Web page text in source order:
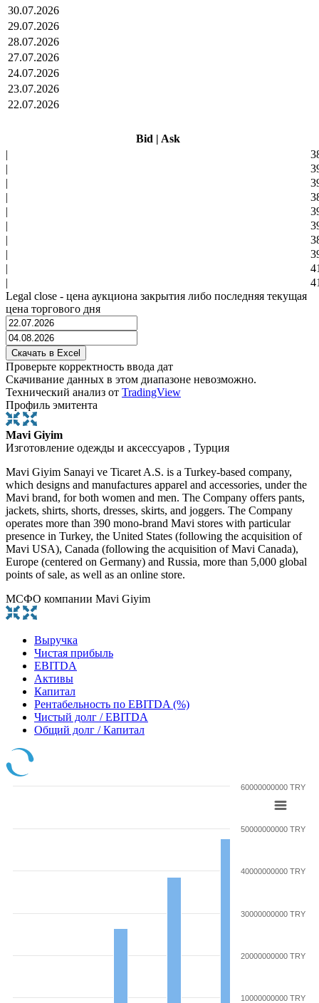
30.07.2026
29.07.2026
28.07.2026
27.07.2026
24.07.2026
23.07.2026
22.07.2026
Bid | Ask
|
|
|
|
|
|
|
|
|
|
Legal close - цена аукциона закрытия либо последняя текущая
цена торгового дня
Проверьте корректность ввода дат
Скачивание данных в этом диапазоне невозможно.
Технический анализ от TradingView
Профиль эмитента
Mavi Giyim
Изготовление одежды и аксессуаров , Турция
Mavi Giyim Sanayi ve Ticaret A.S. is a Turkey-based company,
which designs and manufactures apparel and accessories, under the
Mavi brand, for both women and men. The Company offers pants,
jackets, shirts, shorts, dresses, skirts, and joggers. The Company
operates more than 390 mono-brand Mavi stores with particular
presence in Turkey, the United States (following the acquisition of
Mavi USA), Canada (following the acquisition of Mavi Canada),
Europe (centered on Germany) and Russia, more than 5,000 global
points of sale, as well as an online store.
МСФО компании Mavi Giyim
Выручка
Чистая прибыль
EBITDA
Активы
Капитал
Рентабельность по EBITDA (%)
Чистый долг / EBITDA
Общий долг / Капитал
10000000000 TRY
20000000000 TRY
30000000000 TRY
40000000000 TRY
50000000000 TRY
60000000000 TRY